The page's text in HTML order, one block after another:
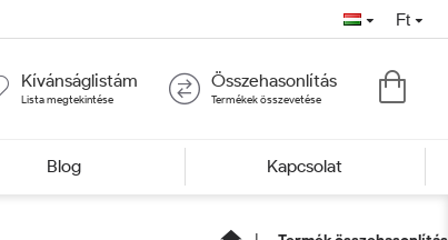
Ft
Kívánságlistám
Lista megtekintése
Összehasonlítás
Termékek összevetése
Blog Kapcsolat